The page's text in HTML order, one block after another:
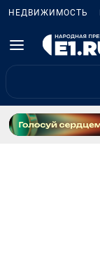
НЕДВИЖИМОСТЬ